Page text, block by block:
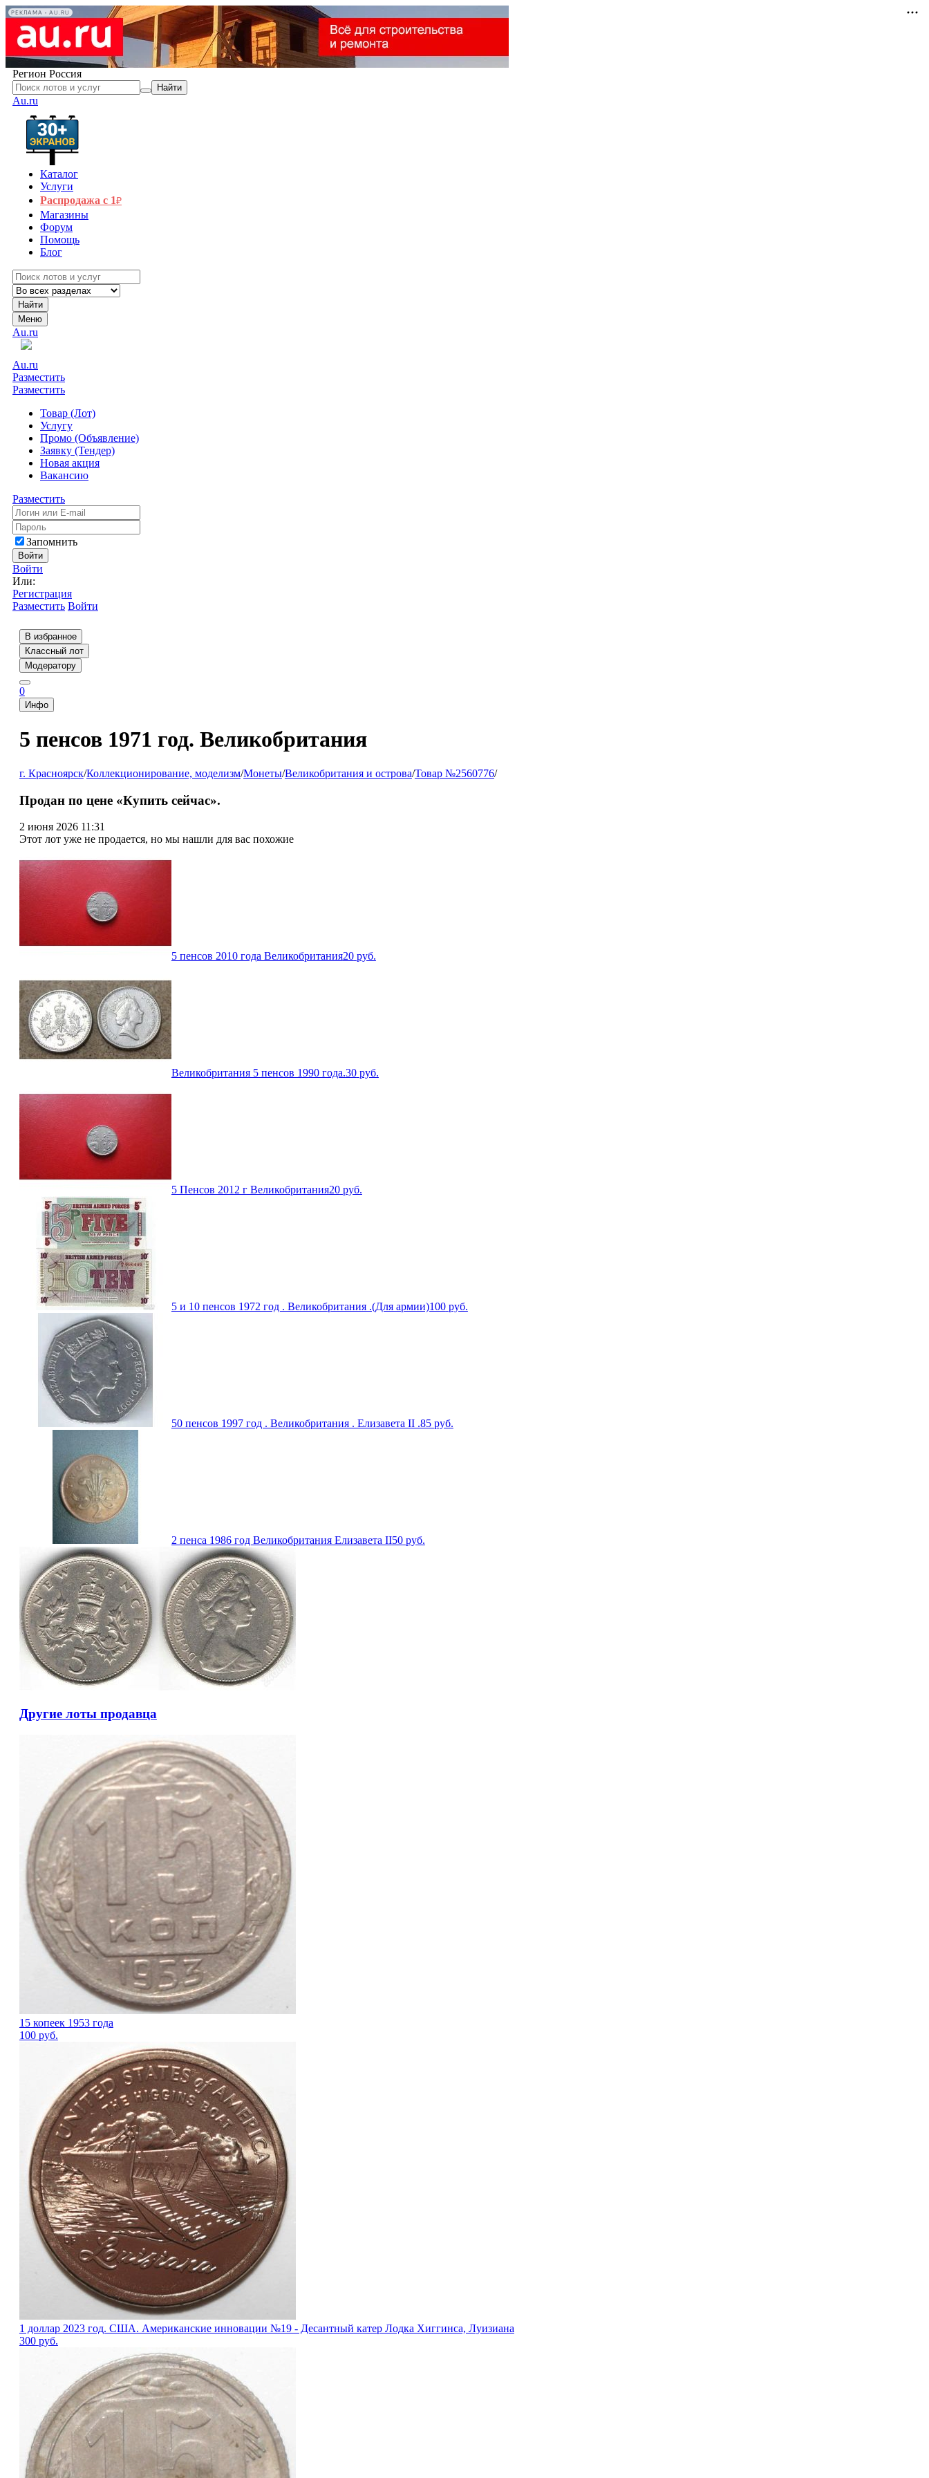
РЕКЛАМА • AU.RU
Регион Россия
Найти
Au.ru
Каталог
Услуги
Распродажа с 1₽
Магазины
Форум
Помощь
Блог
Найти
Меню
Au.ru
Au.ru
Разместить
Разместить
Товар (Лот)
Услугу
Промо (Объявление)
Заявку (Тендер)
Новая акция
Вакансию
Разместить
Запомнить
Войти
Войти
Или:
Регистрация
Разместить Войти
В избранное
Классный лот
Модератору
0
Инфо
5 пенсов 1971 год. Великобритания
г. Красноярск/Коллекционирование, моделизм/Монеты/Великобритания и острова/Товар №2560776/
Продан по цене «Купить сейчас».
2 июня 2026 11:31
Этот лот уже не продается, но мы нашли для вас похожие
5 пенсов 2010 года Великобритания20 руб.
Великобритания 5 пенсов 1990 года.30 руб.
5 Пенсов 2012 г Великобритания20 руб.
5 и 10 пенсов 1972 год . Великобритания .(Для армии)100 руб.
50 пенсов 1997 год . Великобритания . Елизавета II .85 руб.
2 пенса 1986 год Великобритания Елизавета II50 руб.
Другие лоты продавца
15 копеек 1953 года
100 руб.
1 доллар 2023 год. США. Американские инновации №19 - Десантный катер Лодка Хиггинса, Луизиана
300 руб.